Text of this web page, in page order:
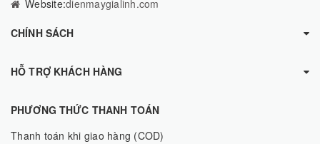
Website:dienmaygialinh.com
CHÍNH SÁCH
HỖ TRỢ KHÁCH HÀNG
PHƯƠNG THỨC THANH TOÁN
Thanh toán khi giao hàng (COD)